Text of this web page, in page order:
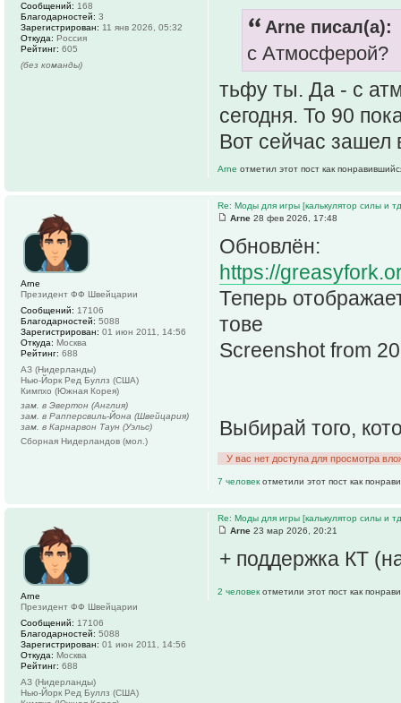
Arne писал(а):
с Атмосферой?
тьфу ты. Да - с
сегодня. То 90
Вот сейчас зашел
Arne отметил этот пост как
Сообщений: 168
Благодарностей: 3
Зарегистрирован: 11 янв 2026, 05:32
Откуда: Россия
Рейтинг: 605
(без команды)
Re: Моды для игры [калькулятор силы и
Arne 28 фев 2026, 17:48
Обновлён:
https://
Теперь
тове
Screenshot from
Выбирай того,
У вас нет доступа для просмотра
7 человек отметили этот пост как
Arne
Президент ФФ Швейцарии
Сообщений: 17106
Благодарностей: 5088
Зарегистрирован: 01 июн 2011, 14:56
Откуда: Москва
Рейтинг: 688
АЗ (Нидерланды)
Нью-Йорк Ред Буллз (США)
Кимпхо (Южная Корея)
зам. в Эвертон (Англия)
зам. в Рапперсвиль-Йона (Швейцария)
зам. в Карнарвон Таун (Уэльс)
Сборная Нидерландов (мол.)
Re: Моды для игры [калькулятор силы и
Arne 23 мар 2026, 20:21
+ поддержка КТ
2 человек отметили этот пост как
Arne
Президент ФФ Швейцарии
Сообщений: 17106
Благодарностей: 5088
Зарегистрирован: 01 июн 2011, 14:56
Откуда: Москва
Рейтинг: 688
АЗ (Нидерланды)
Нью-Йорк Ред Буллз (США)